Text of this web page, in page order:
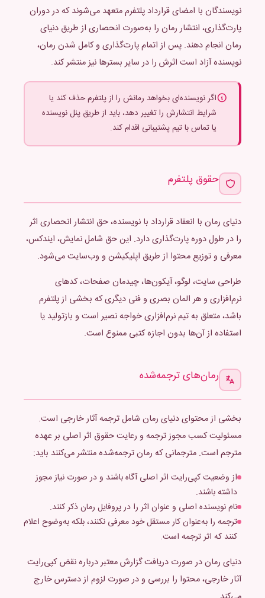
نویسندگان با امضای قرارداد پلتفرم متعهد می‌شوند که در دوران
پارت‌گذاری، انتشار رمان را به‌صورت انحصاری از طریق دنیای
رمان انجام دهند. پس از اتمام پارت‌گذاری و کامل شدن رمان،
نویسنده آزاد است اثرش را در سایر بسترها نیز منتشر کند.
اگر نویسنده‌ای بخواهد رمانش را از پلتفرم حذف کند یا
شرایط انتشارش را تغییر دهد، باید از طریق پنل نویسنده
یا تماس با تیم پشتیبانی اقدام کند.
حقوق پلتفرم
دنیای رمان با انعقاد قرارداد با نویسنده، حق انتشار انحصاری اثر
را در طول دوره پارت‌گذاری دارد. این حق شامل نمایش، ایندکس،
معرفی و توزیع محتوا از طریق اپلیکیشن و وب‌سایت می‌شود.
طراحی سایت، لوگو، آیکون‌ها، چیدمان صفحات، کدهای
نرم‌افزاری و هر المان بصری و فنی دیگری که بخشی از پلتفرم
باشد، متعلق به تیم نرم‌افزاری خواجه نصیر است و بازتولید یا
استفاده از آن‌ها بدون اجازه کتبی ممنوع است.
رمان‌های ترجمه‌شده
بخشی از محتوای دنیای رمان شامل ترجمه آثار خارجی است.
مسئولیت کسب مجوز ترجمه و رعایت حقوق اثر اصلی بر عهده
مترجم است. مترجمانی که رمان ترجمه‌شده منتشر می‌کنند باید:
از وضعیت کپی‌رایت اثر اصلی آگاه باشند و در صورت نیاز مجوز
داشته باشند.
نام نویسنده اصلی و عنوان اثر را در پروفایل رمان ذکر کنند.
ترجمه را به‌عنوان کار مستقل خود معرفی نکنند، بلکه به‌وضوح اعلام
کنند که اثر ترجمه است.
دنیای رمان در صورت دریافت گزارش معتبر درباره نقض کپی‌رایت
آثار خارجی، محتوا را بررسی و در صورت لزوم از دسترس خارج